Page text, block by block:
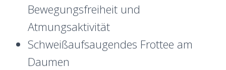
Bewegungsfreiheit und
Atmungsaktivität
Schweißaufsaugendes Frottee am
Daumen